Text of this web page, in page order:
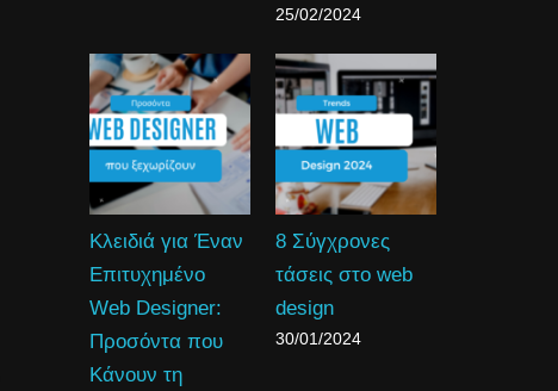
25/02/2024
Κλειδιά για Έναν
Επιτυχημένο
Web Designer:
Προσόντα που
Κάνουν τη
8 Σύγχρονες
τάσεις στο web
design
30/01/2024